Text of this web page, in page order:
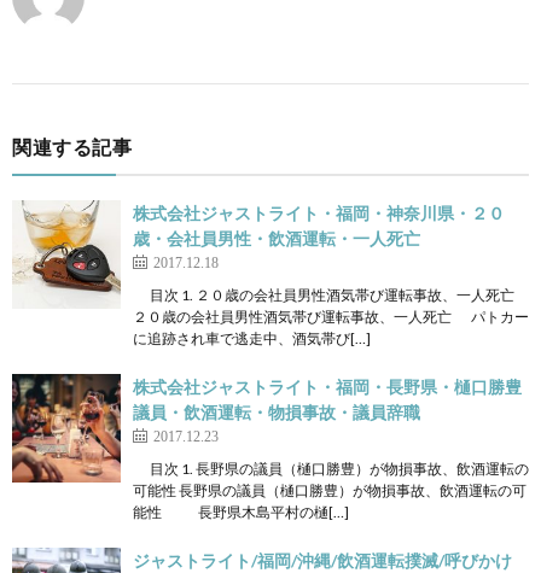
関連する記事
株式会社ジャストライト・福岡・神奈川県・２０
歳・会社員男性・飲酒運転・一人死亡
2017.12.18
目次 1. ２０歳の会社員男性酒気帯び運転事故、一人死亡
２０歳の会社員男性酒気帯び運転事故、一人死亡 パトカー
に追跡され車で逃走中、酒気帯び[…]
株式会社ジャストライト・福岡・長野県・樋口勝豊
議員・飲酒運転・物損事故・議員辞職
2017.12.23
目次 1. 長野県の議員（樋口勝豊）が物損事故、飲酒運転の
可能性 長野県の議員（樋口勝豊）が物損事故、飲酒運転の可
能性 長野県木島平村の樋[…]
ジャストライト/福岡/沖縄/飲酒運転撲滅/呼びかけ